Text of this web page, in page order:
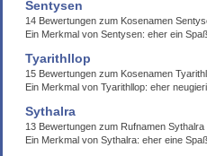
Sentysen
14 Bewertungen zum Kosenamen
Ein Merkmal von Sentysen: eher ein
Tyarithllop
15 Bewertungen zum Kosenamen
Ein Merkmal von Tyarithllop: eher
Sythalra
13 Bewertungen zum Rufnamen Sythalra
Ein Merkmal von Sythalra: eher eine